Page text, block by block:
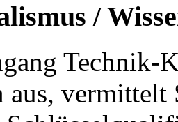
/
aus, vermittelt